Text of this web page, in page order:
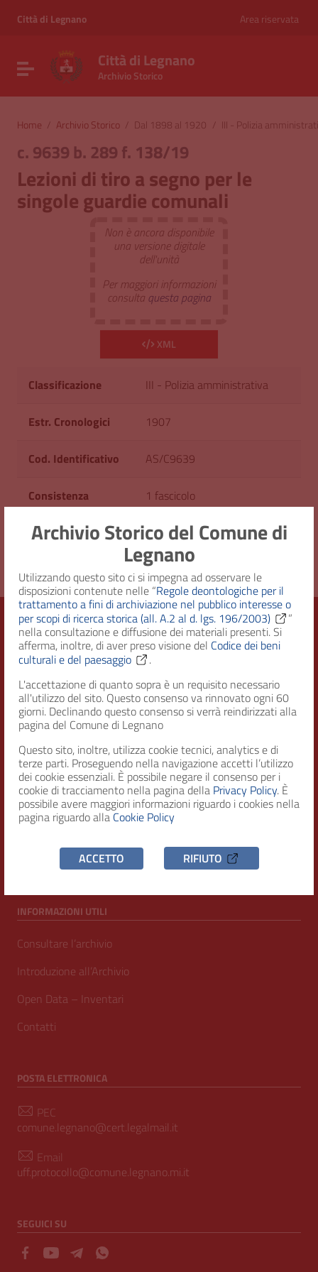
Archivio Storico del Comune di
Legnano
Utilizzando questo sito ci si impegna ad osservare le
disposizioni contenute nelle “Regole deontologiche per il
trattamento a fini di archiviazione nel pubblico interesse o
per scopi di ricerca storica (all. A.2 al d. lgs. 196/2003)
”
nella consultazione e diffusione dei materiali presenti. Si
afferma, inoltre, di aver preso visione del Codice dei beni
culturali e del paesaggio
.
L'accettazione di quanto sopra è un requisito necessario
all'utilizzo del sito. Questo consenso va rinnovato ogni 60
giorni. Declinando questo consenso si verrà reindirizzati alla
pagina del Comune di Legnano
Questo sito, inoltre, utilizza cookie tecnici, analytics e di
terze parti. Proseguendo nella navigazione accetti l’utilizzo
dei cookie essenziali. È possibile negare il consenso per i
cookie di tracciamento nella pagina della Privacy Policy. È
possibile avere maggiori informazioni riguardo i cookies nella
pagina riguardo alla Cookie Policy
ACCETTO RIFIUTO
Vai al menu di navigazione
Città di Legnano Area riservata
Attiva / disattiva la navigazione
Città di Legnano
Archivio Storico
Home / Archivio Storico / Dal 1898 al 1920 / III - Polizia
c. 9639 b. 289 f. 138/19
Lezioni di tiro a segno per le
singole guardie comunali
Non è ancora disponibile
una versione digitale
dell'unità
Per maggiori informazioni
consulta questa pagina
XML
Classificazione III - Polizia amministrativa
Estr. Cronologici 1907
Cod. Identificativo AS/C9639
Consistenza 1 fascicolo
Diritto d'accesso Uso pubblico
Città di Legnano – Archivio Storico
RECAPITI
Indirizzo
Piazza San Magno 9
20025, Legnano (MI)
Telefono
(+39) 0331471111
C.F. / P.IVA
00807960158
INFORMAZIONI UTILI
Consultare l’archivio
Introduzione all’Archivio
Open Data – Inventari
Contatti
POSTA ELETTRONICA
PEC
comune.legnano@cert.legalmail.it
Email
uff.protocollo@comune.legnano.mi.it
SEGUICI SU